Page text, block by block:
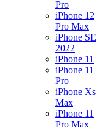
Pro
iPhone 12
Pro Max
iPhone SE
2022
iPhone 11
iPhone 11
Pro
iPhone Xs
Max
iPhone 11
Pro Max